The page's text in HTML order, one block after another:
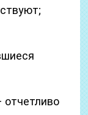
отчетливо